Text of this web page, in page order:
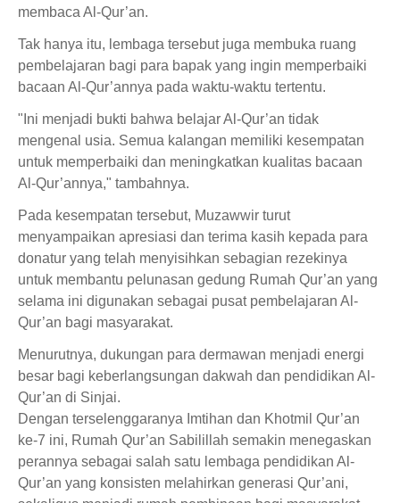
membaca Al-Qur’an.
Tak hanya itu, lembaga tersebut juga membuka ruang
pembelajaran bagi para bapak yang ingin memperbaiki
bacaan Al-Qur’annya pada waktu-waktu tertentu.
"Ini menjadi bukti bahwa belajar Al-Qur’an tidak
mengenal usia. Semua kalangan memiliki kesempatan
untuk memperbaiki dan meningkatkan kualitas bacaan
Al-Qur’annya," tambahnya.
Pada kesempatan tersebut, Muzawwir turut
menyampaikan apresiasi dan terima kasih kepada para
donatur yang telah menyisihkan sebagian rezekinya
untuk membantu pelunasan gedung Rumah Qur’an yang
selama ini digunakan sebagai pusat pembelajaran Al-
Qur’an bagi masyarakat.
Menurutnya, dukungan para dermawan menjadi energi
besar bagi keberlangsungan dakwah dan pendidikan Al-
Qur’an di Sinjai.
Dengan terselenggaranya Imtihan dan Khotmil Qur’an
ke-7 ini, Rumah Qur’an Sabilillah semakin menegaskan
perannya sebagai salah satu lembaga pendidikan Al-
Qur’an yang konsisten melahirkan generasi Qur’ani,